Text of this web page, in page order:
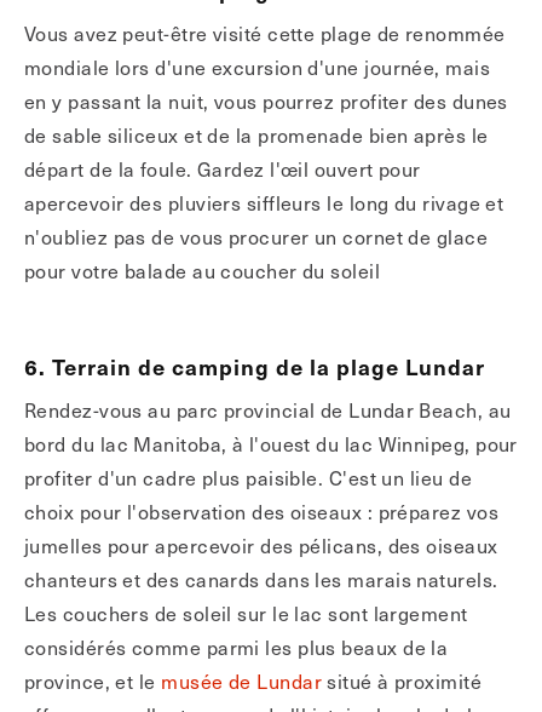
Vous avez peut-être visité cette plage de renommée
mondiale lors d'une excursion d'une journée, mais
en y passant la nuit, vous pourrez profiter des dunes
de sable siliceux et de la promenade bien après le
départ de la foule. Gardez l'œil ouvert pour
apercevoir des pluviers siffleurs le long du rivage et
n'oubliez pas de vous procurer un cornet de glace
pour votre balade au coucher du soleil
6. Terrain de camping de la plage Lundar
Rendez-vous au parc provincial de Lundar Beach, au
bord du lac Manitoba, à l'ouest du lac Winnipeg, pour
profiter d'un cadre plus paisible. C'est un lieu de
choix pour l'observation des oiseaux : préparez vos
jumelles pour apercevoir des pélicans, des oiseaux
chanteurs et des canards dans les marais naturels.
Les couchers de soleil sur le lac sont largement
considérés comme parmi les plus beaux de la
province, et le musée de Lundarsitué à proximité